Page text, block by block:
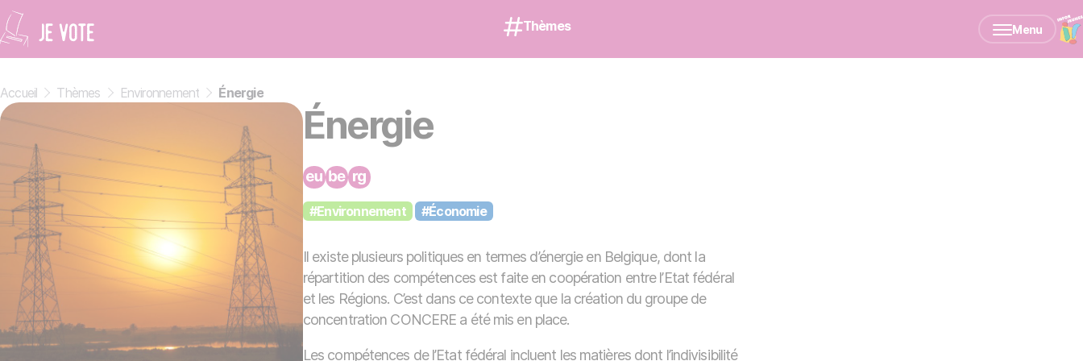
Thèmes Menu
Accueil Thèmes Environnement Énergie
Énergie
#Environnement #Économie
Il existe plusieurs politiques en termes d’énergie en Belgique, dont la
répartition des compétences est faite en coopération entre l’Etat fédéral
et les Régions. C’est dans ce contexte que la création du groupe de
concentration CONCERE a été mis en place.
Les compétences de l’Etat fédéral incluent les matières dont l’indivisibilité
Cookie-Einstellungen